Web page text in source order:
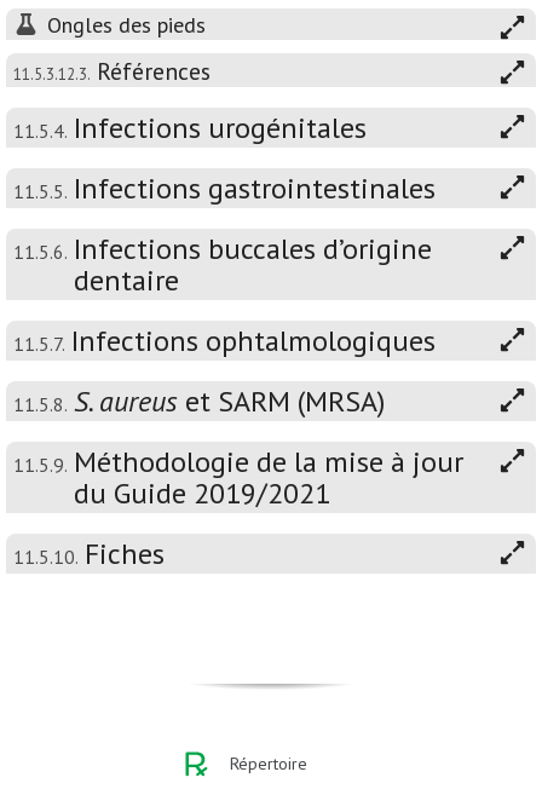
Ongles des pieds
11.5.3.12.3. Références
11.5.4. Infections urogénitales
11.5.5. Infections gastrointestinales
11.5.6. Infections buccales d’origine
dentaire
11.5.7. Infections ophtalmologiques
11.5.8. S. aureus et SARM (MRSA)
11.5.9. Méthodologie de la mise à jour
du Guide 2019/2021
11.5.10. Fiches
Répertoire